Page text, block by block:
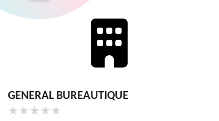
GENERAL BUREAUTIQUE
★ ★ ★ ★ ★